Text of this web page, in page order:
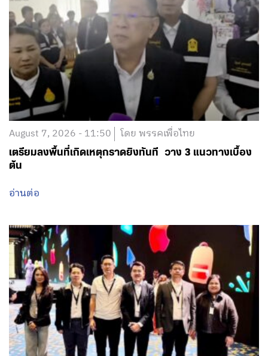
August 7, 2026 - 11:50 โดย พรรคเพื่อไทย
เตรียมลงพื้นที่เกิดเหตุกราดยิงทันที วาง 3 แนวทางเบื้อง
ต้น
อ่านต่อ